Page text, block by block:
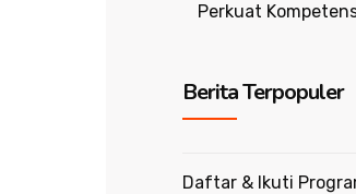
Perkuat
Berita Terpopuler
Daftar & Ikuti